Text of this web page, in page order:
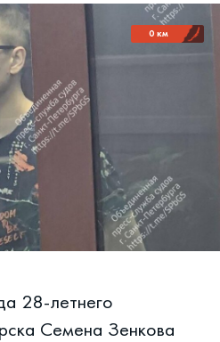
0 км
28-летнего
Семена Зенкова